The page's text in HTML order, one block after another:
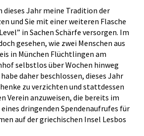
Jahr meine Tradition der
und Sie mit einer weiteren Flasche
in Sachen Schärfe versorgen. Im
gesehen, wie zwei Menschen aus
in München Flüchtlingen am
selbstlos über Wochen hinweg
daher beschlossen, dieses Jahr
zu verzichten und stattdessen
Verein anzuweisen, die bereits im
dringenden Spendenaufrufes für
auf der griechischen Insel Lesbos